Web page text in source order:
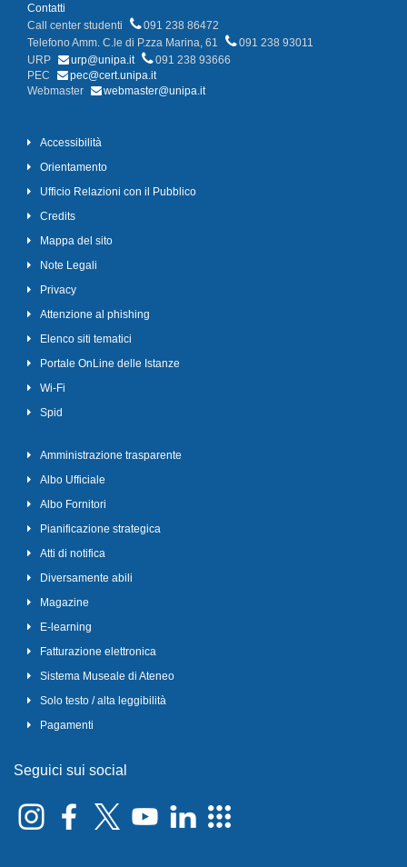
Contatti
Call center studenti
091 238 86472
Telefono Amm. C.le di P.zza Marina, 61
091 238 93011
URP
urp@unipa.it
091 238 93666
PEC
pec@cert.unipa.it
Webmaster
webmaster@unipa.it
Accessibilità
Orientamento
Ufficio Relazioni con il Pubblico
Credits
Mappa del sito
Note Legali
Privacy
Attenzione al phishing
Elenco siti tematici
Portale OnLine delle Istanze
Wi-Fi
Spid
Amministrazione trasparente
Albo Ufficiale
Albo Fornitori
Pianificazione strategica
Atti di notifica
Diversamente abili
Magazine
E-learning
Fatturazione elettronica
Sistema Museale di Ateneo
Solo testo / alta leggibilità
Pagamenti
Seguici sui social